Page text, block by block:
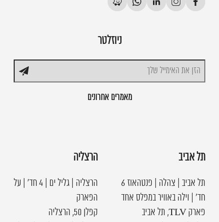
ניוזלטר
מאמרים אחרונים
תל אביב
תל אביב | צהלה | פנטהאוז 6
חד׳ | וילה באוויר במפלס אחד
פארק TLV, תל אביב
הרצליה
הרצליה | גליל ים | 4 חד׳ | על
הפארק
קפלן 50, הרצליה